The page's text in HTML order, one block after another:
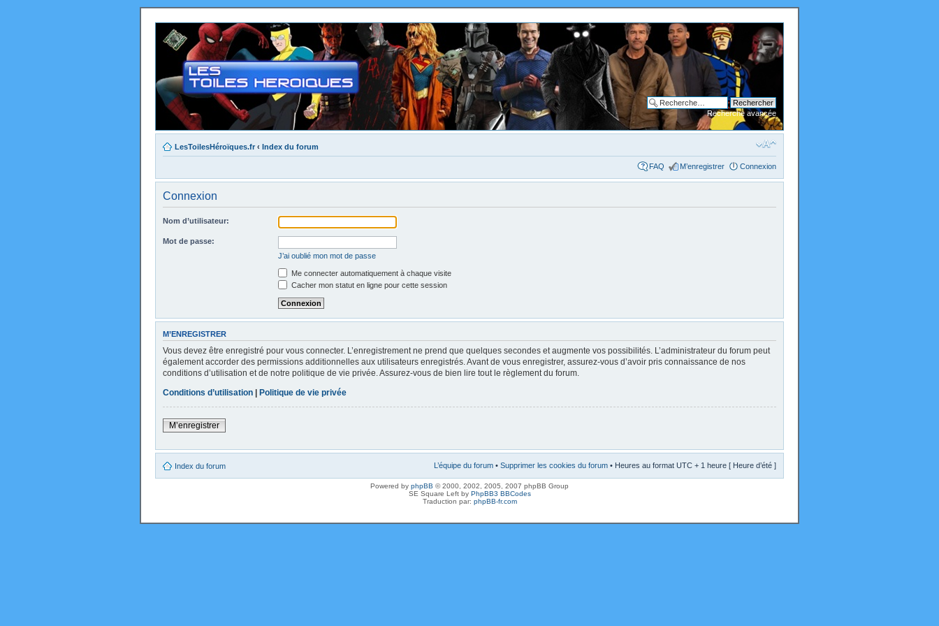
Recherche avancée
LesToilesHéroïques.fr ‹ Index du forum
FAQ M’enregistrer Connexion
Connexion
Nom d’utilisateur:
Mot de passe:
J’ai oublié mon mot de passe
Me connecter automatiquement à chaque visite
Cacher mon statut en ligne pour cette session
M’ENREGISTRER
Vous devez être enregistré pour vous connecter. L’enregistrement ne prend que quelques secondes et augmente vos possibilités. L’administrateur du forum peut
également accorder des permissions additionnelles aux utilisateurs enregistrés. Avant de vous enregistrer, assurez-vous d’avoir pris connaissance de nos
conditions d’utilisation et de notre politique de vie privée. Assurez-vous de bien lire tout le règlement du forum.
Conditions d’utilisation | Politique de vie privée
M’enregistrer
Index du forum L’équipe du forum • Supprimer les cookies du forum • Heures au format UTC + 1 heure [ Heure d’été ]
Powered by phpBB © 2000, 2002, 2005, 2007 phpBB Group
SE Square Left by PhpBB3 BBCodes
Traduction par: phpBB-fr.com